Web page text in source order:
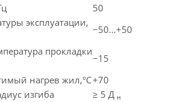
50
эксплуатации,
−50…+50
прокладки
−15
нагрев жил,°C+70
изгиба
≥ 5 Д н